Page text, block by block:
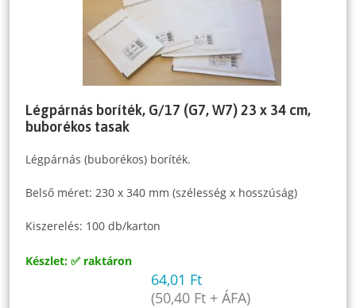
Légpárnás boríték, G/17 (G7, W7) 23 x 34 cm,
buborékos tasak
Légpárnás (buborékos) boríték.
Belső méret: 230 x 340 mm (szélesség x hosszúság)
Kiszerelés: 100 db/karton
Készlet: ✅ raktáron
64,01 Ft
(50,40 Ft+ ÁFA)